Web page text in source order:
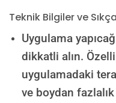
Teknik Bilgiler ve
Uygulama
dikkatli alın.
uygulamadaki
ve boydan